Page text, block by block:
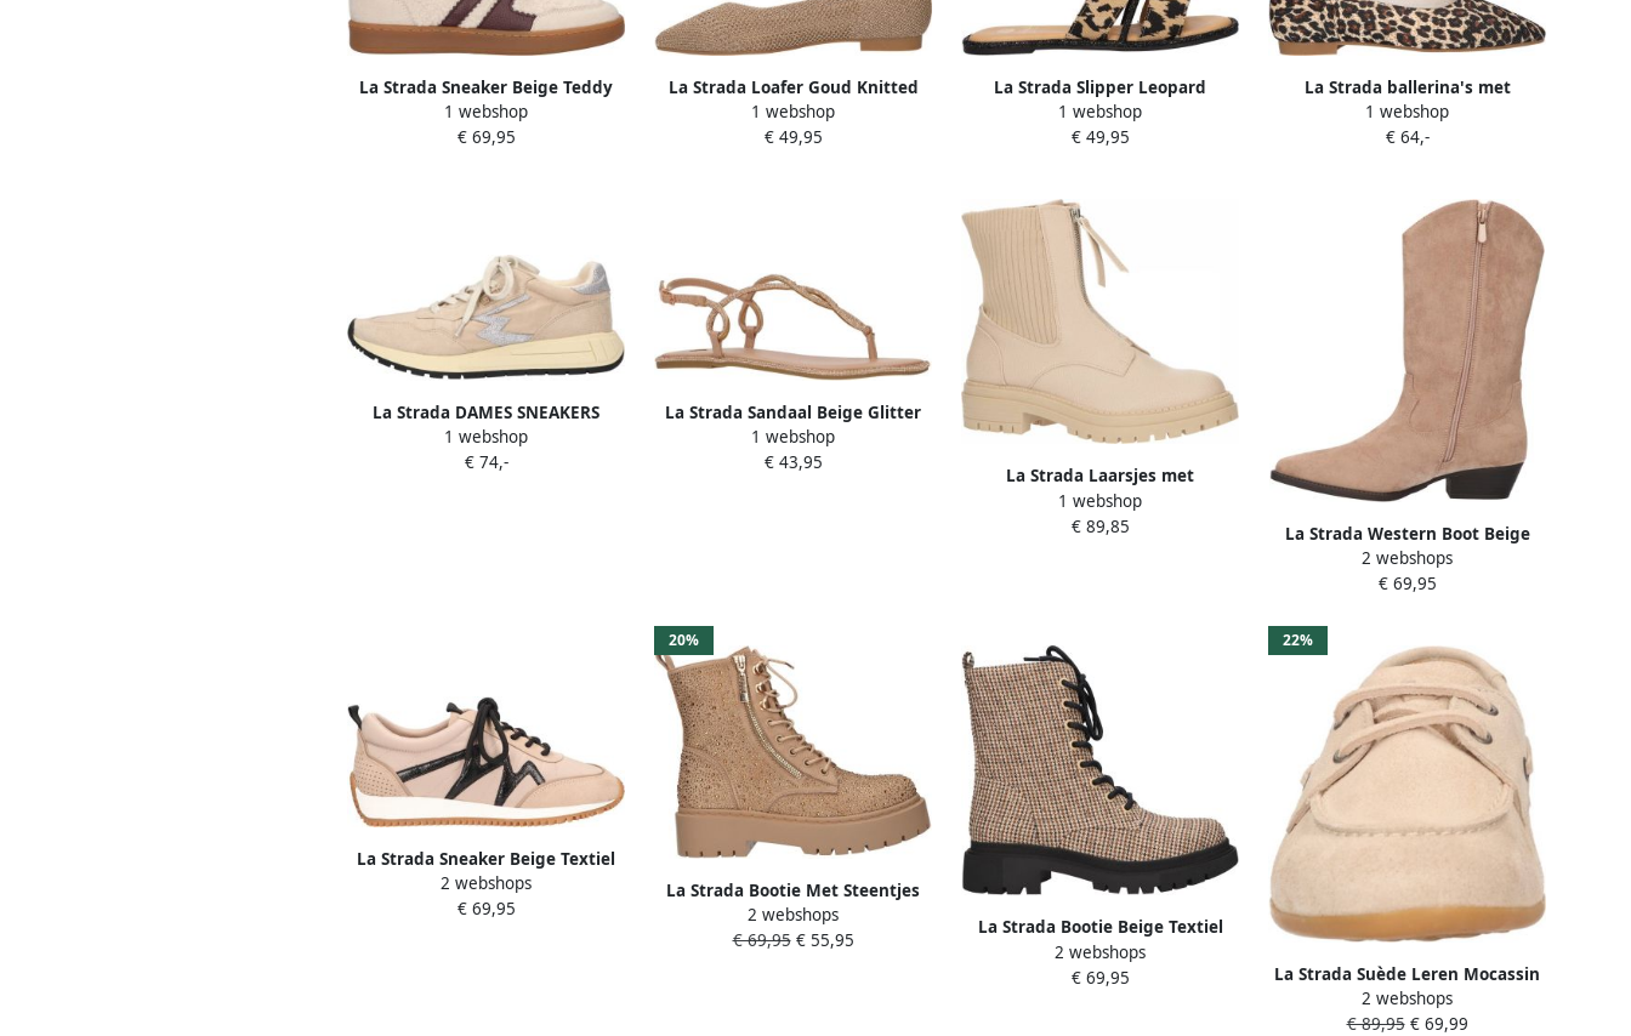
La Strada Sneaker Beige Teddy
Damesschoenen
1 webshop
€ 69,95
La Strada Loafer Goud Knitted
Damesschoenen
1 webshop
€ 49,95
La Strada Slipper Leopard
Synthetisch Damesschoenen
1 webshop
€ 49,95
La Strada ballerina's met
panterprint beige zwart
1 webshop
€ 64,-
La Strada DAMES SNEAKERS
BEIGE 2401863 4022 BEIGE
SILVER COMBI
1 webshop
€ 74,-
La Strada Sandaal Beige Glitter
Synthetisch Damesschoenen
1 webshop
€ 43,95
La Strada Laarsjes met
sokachtige gebreide schacht
1 webshop
€ 89,85
La Strada Western Boot Beige
Textiel Damesschoenen
2 webshops
€ 69,95
La Strada Sneaker Beige Textiel
Damesschoenen
2 webshops
€ 69,95
20%
La Strada Bootie Met Steentjes
Beige Suede Damesschoenen
2 webshops
€ 69,95€ 55,95
La Strada Bootie Beige Textiel
Damesschoenen
2 webshops
€ 69,95
22%
La Strada Suède Leren Mocassin
Beige Damesschoenen
2 webshops
€ 89,95€ 69,99